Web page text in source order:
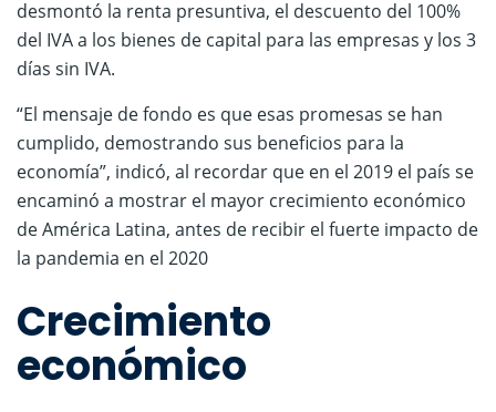
desmontó la renta presuntiva, el descuento del 100%
del IVA a los bienes de capital para las empresas y los 3
días sin IVA.
“El mensaje de fondo es que esas promesas se han
cumplido, demostrando sus beneficios para la
economía”, indicó, al recordar que en el 2019 el país se
encaminó a mostrar el mayor crecimiento económico
de América Latina, antes de recibir el fuerte impacto de
la pandemia en el 2020
Crecimiento
económico